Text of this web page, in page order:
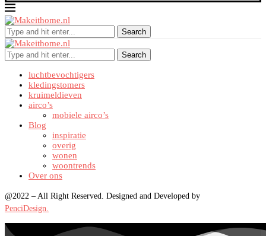
Search
Search
luchtbevochtigers
kledingstomers
kruimeldieven
airco’s
mobiele airco’s
Blog
inspiratie
overig
wonen
woontrends
Over ons
@2022 – All Right Reserved. Designed and Developed by
PenciDesign.